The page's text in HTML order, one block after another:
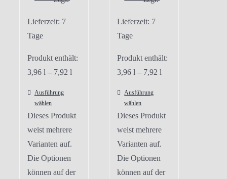
Lieferzeit: 7
Tage
Produkt enthält:
3,96 l – 7,92 l
Ausführung
wählen
Dieses Produkt
weist mehrere
Varianten auf.
Die Optionen
können auf der
Lieferzeit: 7
Tage
Produkt enthält:
3,96l – 7,92l
Ausführung
wählen
Dieses Produkt
weist mehrere
Varianten auf.
Die Optionen
können auf der